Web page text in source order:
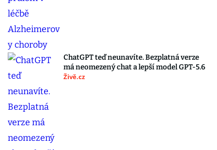
ChatGPT teď neunavíte. Bezplatná verze
má neomezený chat a lepší model GPT-5.6
Živě.cz